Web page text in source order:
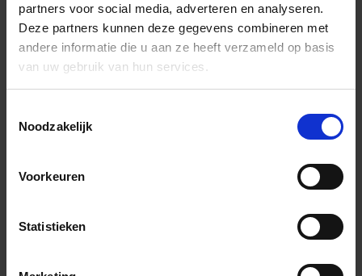
partners voor social media, adverteren en analyseren.
Deze partners kunnen deze gegevens combineren met
andere informatie die u aan ze heeft verzameld op basis
van uw gebruik van hun services.
Noodzakelijk
Voorkeuren
Statistieken